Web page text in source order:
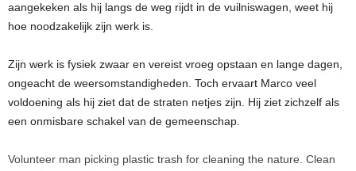
aangekeken als hij langs de weg rijdt in de vuilniswagen, weet hij
hoe noodzakelijk zijn werk is.
Zijn werk is fysiek zwaar en vereist vroeg opstaan en lange dagen,
ongeacht de weersomstandigheden. Toch ervaart Marco veel
voldoening als hij ziet dat de straten netjes zijn. Hij ziet zichzelf als
een onmisbare schakel van de gemeenschap.
Volunteer man picking plastic trash for cleaning the nature. Clean